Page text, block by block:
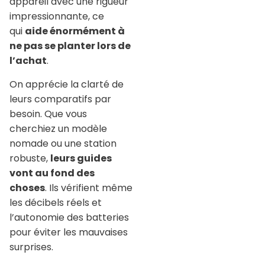
impressionnante, ce
qui aide énormément à
ne pas se planter lors de
l’achat.
On apprécie la clarté de
leurs comparatifs par
besoin. Que vous
cherchiez un modèle
nomade ou une station
robuste, leurs guides
vont au fond des
choses. Ils vérifient même
les décibels réels et
l’autonomie des batteries
pour éviter les mauvaises
surprises.